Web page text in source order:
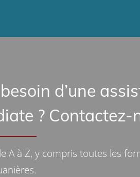
d’une
? Contactez-
A à Z, y compris toutes les